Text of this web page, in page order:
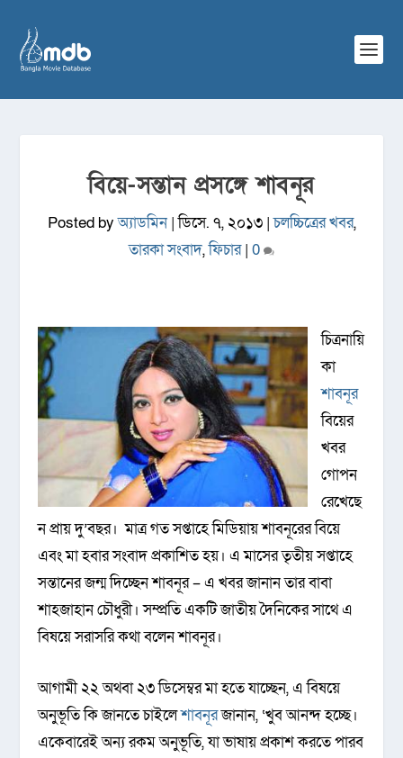
বিয়ে-সন্তান প্রসঙ্গে শাবনূর
Posted byঅ্যাডমিন|ডিসে. ৭, ২০১৩|চলচ্চিত্রের খবর,
তারকা সংবাদ,ফিচার| 0
চিত্রনায়ি
কা
শাবনূর
বিয়ের
খবর
গোপন
রেখেছে
ন প্রায় দু’বছর। মাত্র গত সপ্তাহে মিডিয়ায় শাবনূরের বিয়ে
এবং মা হবার সংবাদ প্রকাশিত হয়। এ মাসের তৃতীয় সপ্তাহে
সন্তানের জন্ম দিচ্ছেন শাবনূর – এ খবর জানান তার বাবা
শাহজাহান চৌধুরী। সম্প্রতি একটি জাতীয় দৈনিকের সাথে এ
বিষয়ে সরাসরি কথা বলেন শাবনূর।
আগামী ২২ অথবা ২৩ ডিসেম্বর মা হতে যাচ্ছেন, এ বিষয়ে
অনুভূতি কি জানতে চাইলেশাবনূরজানান, ‘খুব আনন্দ হচ্ছে।
একেবারেই অন্য রকম অনুভূতি, যা ভাষায় প্রকাশ করতে পারব